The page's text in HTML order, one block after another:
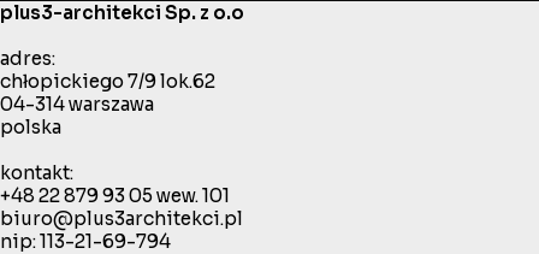
plus3-architekci Sp. z o.o
adres:
chłopickiego 7/9 lok.62
04-314 warszawa
polska
kontakt:
+48 22 879 93 05wew. 101
biuro@plus3architekci.pl
nip: 113-21-69-794